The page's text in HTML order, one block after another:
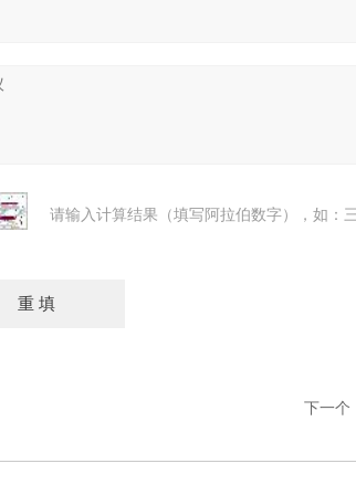
请输入计算结果（填写阿拉伯数字），如：
下一个